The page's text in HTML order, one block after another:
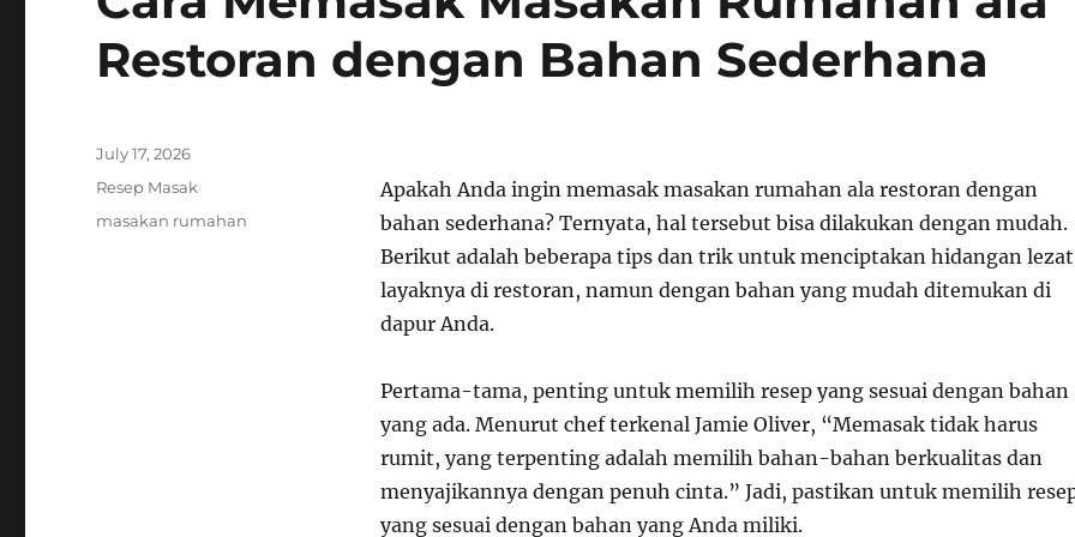
Restoran dengan Bahan Sederhana
Apakah Anda ingin memasak masakan rumahan ala restoran dengan
bahan sederhana? Ternyata, hal tersebut bisa dilakukan dengan mudah.
Berikut adalah beberapa tips dan trik untuk menciptakan hidangan lezat
layaknya di restoran, namun dengan bahan yang mudah ditemukan di
dapur Anda.
Pertama-tama, penting untuk memilih resep yang sesuai dengan bahan
yang ada. Menurut chef terkenal Jamie Oliver, “Memasak tidak harus
rumit, yang terpenting adalah memilih bahan-bahan berkualitas dan
menyajikannya dengan penuh cinta.” Jadi, pastikan untuk memilih
yang sesuai dengan bahan yang Anda miliki.
Posted
July 17, 2026
Categories
Resep Masak
Tags
masakan rumahan